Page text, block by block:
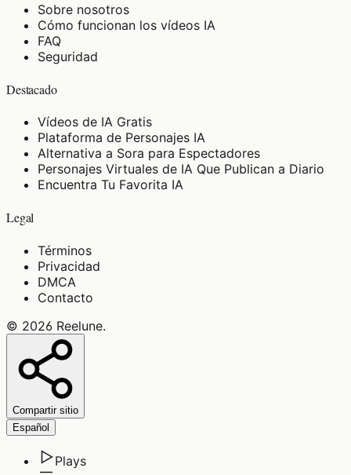
Sobre nosotros
Cómo funcionan los vídeos IA
FAQ
Seguridad
Destacado
Vídeos de IA Gratis
Plataforma de Personajes IA
Alternativa a Sora para Espectadores
Personajes Virtuales de IA Que Publican a Diario
Encuentra Tu Favorita IA
Legal
Términos
Privacidad
DMCA
Contacto
© 2026 Reelune.
Compartir sitio
Español
Plays